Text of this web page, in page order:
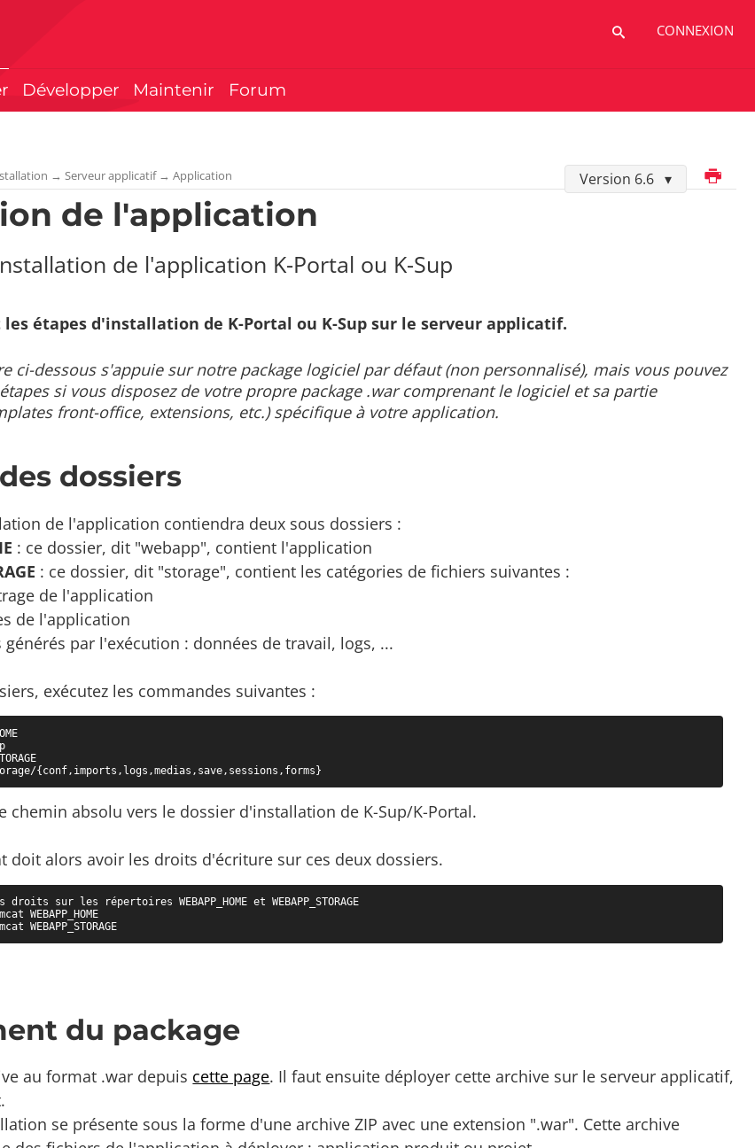
CONNEXION
Développer Maintenir Forum
Version 6.6Imprimer
→Serveur applicatif→Application
de l'application
de l'application K-Portal ou K-Sup
les étapes d'installation de K-Portal ou K-Sup sur le serveur applicatif.
ci-dessous s'appuie sur notre package logiciel par défaut (non personnalisé), mais vous pouvez
si vous disposez de votre propre package .war comprenant le logiciel et sa partie
front-office, extensions, etc.) spécifique à votre application.
dossiers
de l'application contiendra deux sous dossiers :
: ce dossier, dit "webapp", contient l'application
: ce dossier, dit "storage", contient les catégories de fichiers suivantes :
de l'application
de l'application
générés par l'exécution : données de travail, logs, ...
exécutez les commandes suivantes :
{conf,imports,logs,medias,save,sessions,forms}
chemin absolu vers le dossier d'installation de K-Sup/K-Portal.
doit alors avoir les droits d'écriture sur ces deux dossiers.
sur les répertoires WEBAPP_HOME et WEBAPP_STORAGE
WEBAPP_HOME
WEBAPP_STORAGE
du package
au format .war depuis cette page. Il faut ensuite déployer cette archive sur le serveur applicatif,
se présente sous la forme d'une archive ZIP avec une extension ".war". Cette archive